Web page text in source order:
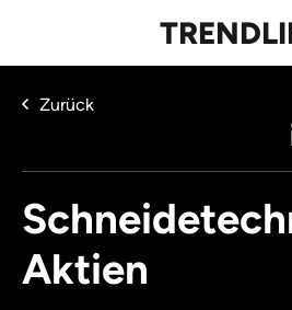
Zurück
Aktien